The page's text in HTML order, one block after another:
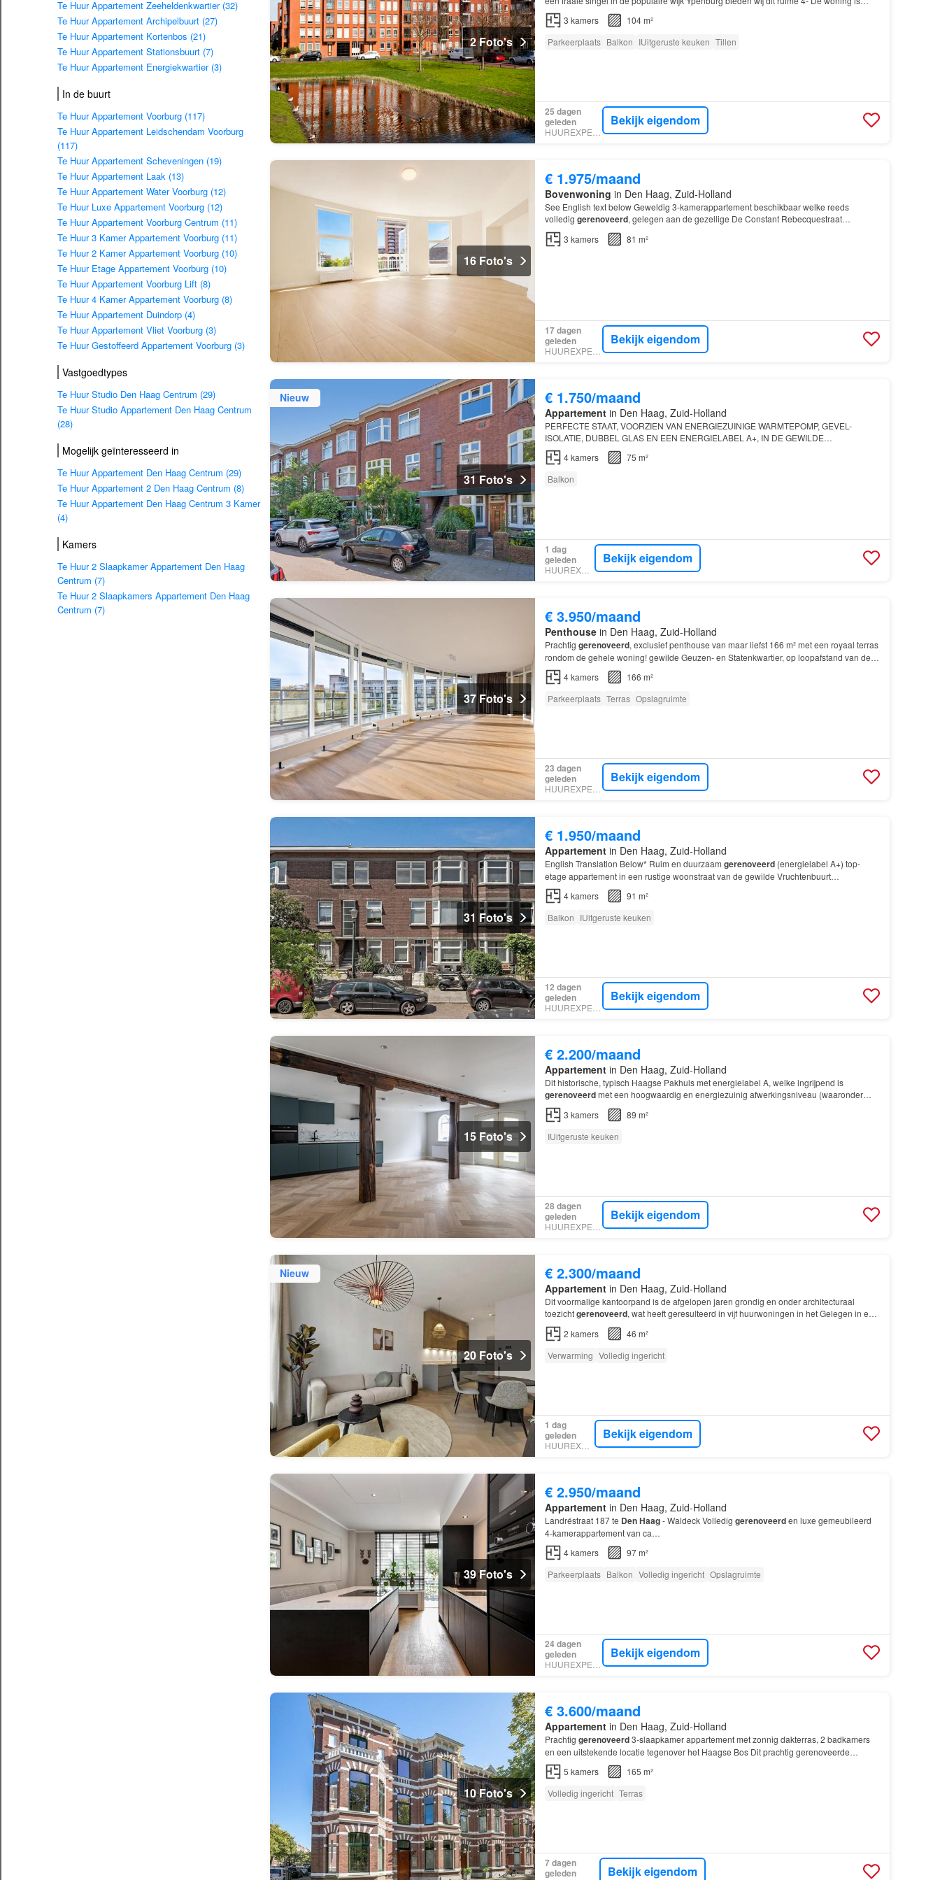
Te Huur Appartement Zeeheldenkwartier (32)
Te Huur Appartement Archipelbuurt (27)
Te Huur Appartement Kortenbos (21)
Te Huur Appartement Stationsbuurt (7)
Te Huur Appartement Energiekwartier (3)
In de buurt
Te Huur Appartement Voorburg (117)
Te Huur Appartement Leidschendam Voorburg
(117)
Te Huur Appartement Scheveningen (19)
Te Huur Appartement Laak (13)
Te Huur Appartement Water Voorburg (12)
Te Huur Luxe Appartement Voorburg (12)
Te Huur Appartement Voorburg Centrum (11)
Te Huur 3 Kamer Appartement Voorburg (11)
Te Huur 2 Kamer Appartement Voorburg (10)
Te Huur Etage Appartement Voorburg (10)
Te Huur Appartement Voorburg Lift (8)
Te Huur 4 Kamer Appartement Voorburg (8)
Te Huur Appartement Duindorp (4)
Te Huur Appartement Vliet Voorburg (3)
Te Huur Gestoffeerd Appartement Voorburg (3)
Vastgoedtypes
Te Huur Studio Den Haag Centrum (29)
Te Huur Studio Appartement Den Haag Centrum
(28)
Mogelijk geïnteresseerd in
Te Huur Appartement Den Haag Centrum (29)
Te Huur Appartement 2 Den Haag Centrum (8)
Te Huur Appartement Den Haag Centrum 3 Kamer
(4)
Kamers
Te Huur 2 Slaapkamer Appartement Den Haag
Centrum (7)
Te Huur 2 Slaapkamers Appartement Den Haag
Centrum (7)
2 Foto's
recent BKT-
gerenoveerd
3 kamers
104 m²
Parkeerplaats Balkon IUitgeruste keuken Tillen
25 dagen
geleden
HUUREXPERT
Bekijk eigendom
16 Foto's
€ 1.975/maand
Bovenwoning in Den Haag, Zuid-Holland
See English text below Geweldig 3-kamerappartement beschikbaar welke reeds
volledig gerenoveerd, gelegen aan de gezellige De Constant Rebecquestraat…
3 kamers 81 m²
17 dagen
geleden
HUUREXPERT
Bekijk eigendom
Nieuw
31 Foto's
€ 1.750/maand
Appartementin Den Haag, Zuid-Holland
PERFECTE STAAT, VOORZIEN VAN ENERGIEZUINIGE WARMTEPOMP, GEVEL-
ISOLATIE, DUBBEL GLAS EN EEN ENERGIELABEL A+, IN DE GEWILDE
VRUCHTENBUURT De woning is zojuist
4kamers
75 m²
Balkon
1 dag
geleden
HUUREXPERT
Bekijk eigendom
37 Foto's
€ 3.950/maand
Penthousein Den Haag, Zuid-Holland
Prachtig gerenoveerd, exclusief penthouse van maar liefst 166 m² met een royaal terras
rondom de gehele woning! gewilde Geuzen- en Statenkwartier, op loopafstand van de
populaire “Fred” (Frederik Hendriklaan), met openbaar ve…
4kamers
166 m²
Parkeerplaats Terras Opslagruimte
23 dagen
geleden
HUUREXPERT
Bekijk eigendom
31 Foto's
€ 1.950/maand
Appartementin Den Haag, Zuid-Holland
English Translation Below* Ruim en duurzaam gerenoveerd(energielabel A+) top-
etage appartement in een rustige woonstraat van de gewilde Vruchtenbuurt…
4kamers
91 m²
Balkon IUitgeruste keuken
12 dagen
geleden
Bekijk eigendom
15 Foto's
€ 2.200/maand
Appartementin Den Haag, Zuid-Holland
Dit historische, typisch Haagse Pakhuis met energielabel A, welke ingrijpend is
gerenoveerdmet een hoogwaardig en energiezuinig afwerkingsniveau (waaronder
geweldige locatie in de wijk Buurtschap 2005, direct gelegen aan de…
3 kamers
89 m²
IUitgeruste keuken
28 dagen
geleden
Bekijk eigendom
Nieuw
20 Foto's
€ 2.300/maand
Appartementin Den Haag, Zuid-Holland
Dit voormalige kantoorpand is de afgelopen jaren grondig en onder architecturaal
toezichtgerenoveerd, wat heeft geresulteerd in vijf huurwoningen in het Gelegen in een
van de meest gewilde buurten van
2 kamers
46 m²
Verwarming Volledig ingericht
1 dag
geleden
HUUREXPERT
Bekijk eigendom
39 Foto's
€ 2.950/maand
Appartementin Den Haag, Zuid-Holland
Landréstraat 187 te Den Haag- Waldeck Volledig gerenoveerden luxe gemeubileerd
4-kamerappartement van ca…
4kamers
97 m²
Parkeerplaats Balkon Volledig ingericht Opslagruimte
24 dagen
geleden
Bekijk eigendom
10 Foto's
€ 3.600/maand
Appartementin Den Haag, Zuid-Holland
Prachtig gerenoveerd3-slaapkamer appartement met zonnig dakterras, 2 badkamers
en een uitstekende locatie tegenover het Haagse Bos Dit prachtig gerenoveerde
Gelegen tegenover het Haagse Bos en op loopafstand van het Centraal…
5 kamers
165 m²
Volledig ingericht Terras
7 dagen
geleden
Bekijk eigendom